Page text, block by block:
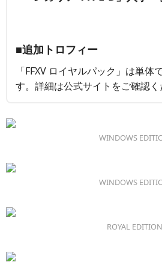
■追加トロフィー
「FFXV ロイヤルパック」は単体
す。詳細は公式サイトをご確認く
WINDOWS
WINDOWS
ROYAL EDITION